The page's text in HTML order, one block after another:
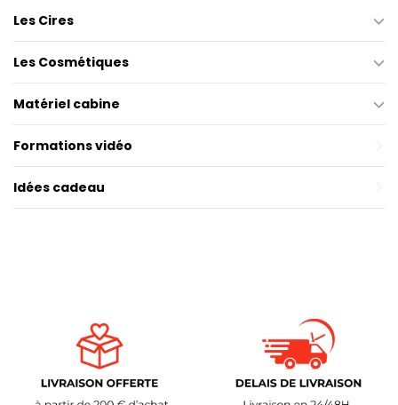
Les Cires
Les Cosmétiques
Matériel cabine
Formations vidéo
Idées cadeau